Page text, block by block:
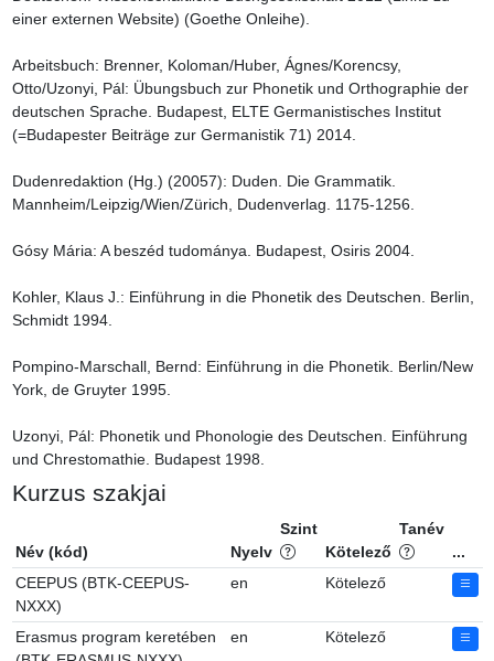
einer externen Website) (Goethe Onleihe).
Arbeitsbuch: Brenner, Koloman/Huber, Ágnes/Korencsy,
Otto/Uzonyi, Pál: Übungsbuch zur Phonetik und Orthographie der
deutschen Sprache. Budapest, ELTE Germanistisches Institut
(=Budapester Beiträge zur Germanistik 71) 2014.
Dudenredaktion (Hg.) (20057): Duden. Die Grammatik.
Mannheim/Leipzig/Wien/Zürich, Dudenverlag. 1175-1256.
Gósy Mária: A beszéd tudománya. Budapest, Osiris 2004.
Kohler, Klaus J.: Einführung in die Phonetik des Deutschen. Berlin,
Schmidt 1994.
Pompino-Marschall, Bernd: Einführung in die Phonetik. Berlin/New
York, de Gruyter 1995.
Uzonyi, Pál: Phonetik und Phonologie des Deutschen. Einführung
und Chrestomathie. Budapest 1998.
Kurzus szakjai
Név (kód) Nyelv
Szint
Kötelező
Tanév
...
CEEPUS (BTK-CEEPUS-
NXXX)
en Kötelező
Erasmus program keretében
en Kötelező